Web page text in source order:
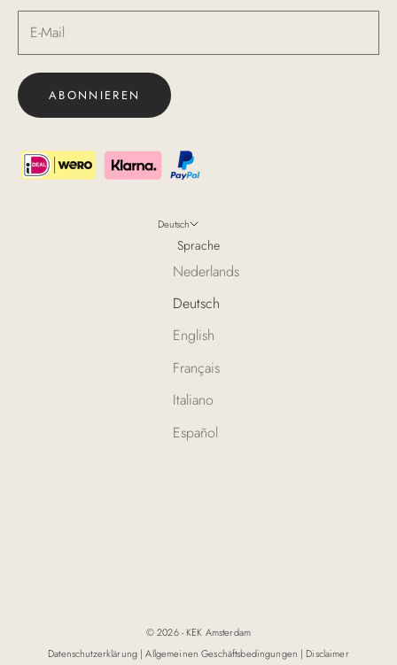
ABONNIEREN
Deutsch
Sprache
Nederlands
Deutsch
English
Français
Italiano
Español
© 2026 - KEK Amsterdam
Datenschutzerklärung |Allgemeinen Geschäftsbedingungen | Disclaimer